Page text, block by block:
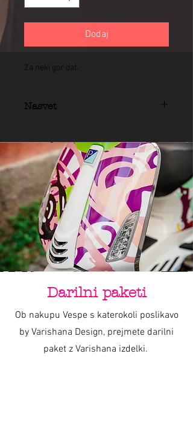
Dodaj
Za neki gor dat.
Nasvet
pijače s porisanimi ilustracijami.
Darilni paketi
Ob nakupu Vespe s katerokoli poslikavo
by Varishana Design, prejmete darilni
paket z Varishana izdelki.